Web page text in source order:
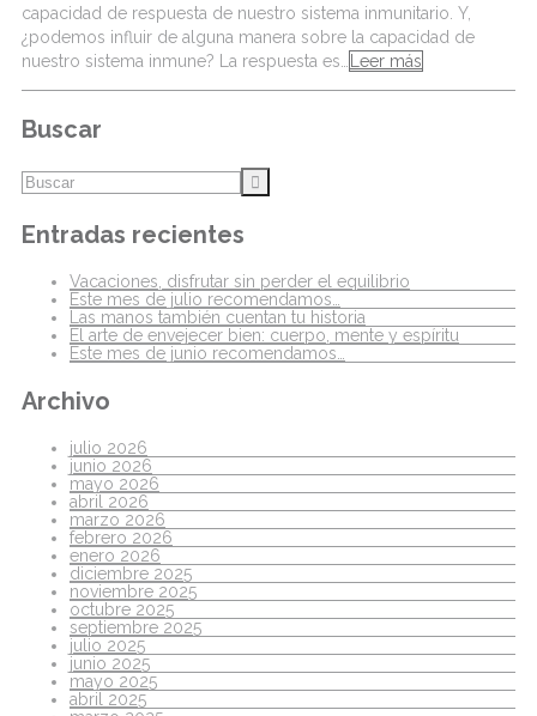
capacidad de respuesta de nuestro sistema inmunitario. Y,
¿podemos influir de alguna manera sobre la capacidad de
nuestro sistema inmune? La respuesta es…
Leer más
Buscar
Entradas recientes
Vacaciones, disfrutar sin perder el equilibrio
Este mes de julio recomendamos…
Las manos también cuentan tu historia
El arte de envejecer bien: cuerpo, mente y espíritu
Este mes de junio recomendamos…
Archivo
julio 2026
junio 2026
mayo 2026
abril 2026
marzo 2026
febrero 2026
enero 2026
diciembre 2025
noviembre 2025
octubre 2025
septiembre 2025
julio 2025
junio 2025
mayo 2025
abril 2025